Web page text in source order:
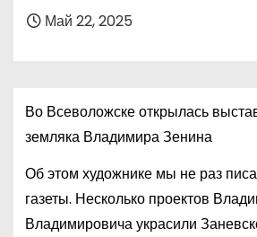
Май 22, 2025
Во Всеволожске открылась
земляка Владимира Зенина
Об этом художнике мы не раз
газеты. Несколько проектов
Владимировича украсили